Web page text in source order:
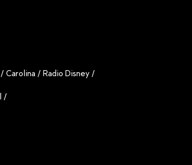
/Carolina / Radio Disney /
/